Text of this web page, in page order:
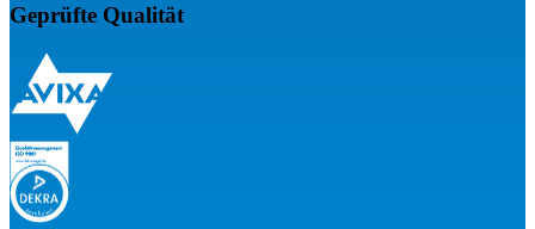
Geprüfte Qualität